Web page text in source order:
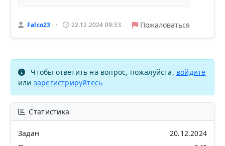
Falco23 • 22.12.2024 09:33 Пожаловаться
Чтобы ответить на вопрос, пожалуйста, войдите
или зарегистрируйтесь
Статистика
Задан
20.12.2024